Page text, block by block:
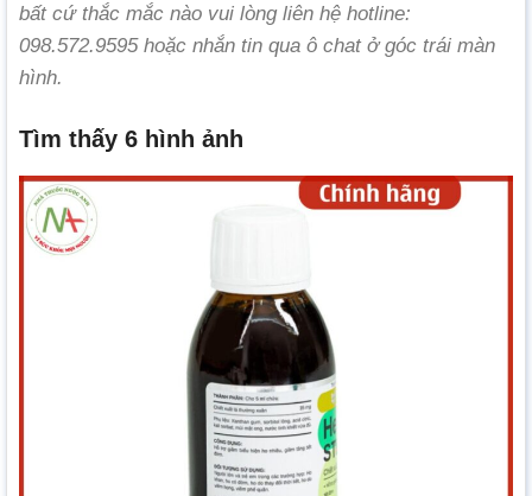
bất cứ thắc mắc nào vui lòng liên hệ hotline:
098.572.9595 hoặc nhắn tin qua ô chat ở góc trái màn
hình.
Tìm thấy 6 hình ảnh